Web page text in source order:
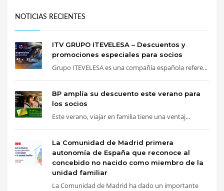
NOTICIAS RECIENTES
ITV GRUPO ITEVELESA – Descuentos y
promociones especiales para socios
Grupo ITEVELESA es una compañía española refere...
BP amplía su descuento este verano para
los socios
Este verano, viajar en familia tiene una ventaj...
La Comunidad de Madrid primera
autonomía de España que reconoce al
concebido no nacido como miembro de la
unidad familiar
La Comunidad de Madrid ha dado un importante